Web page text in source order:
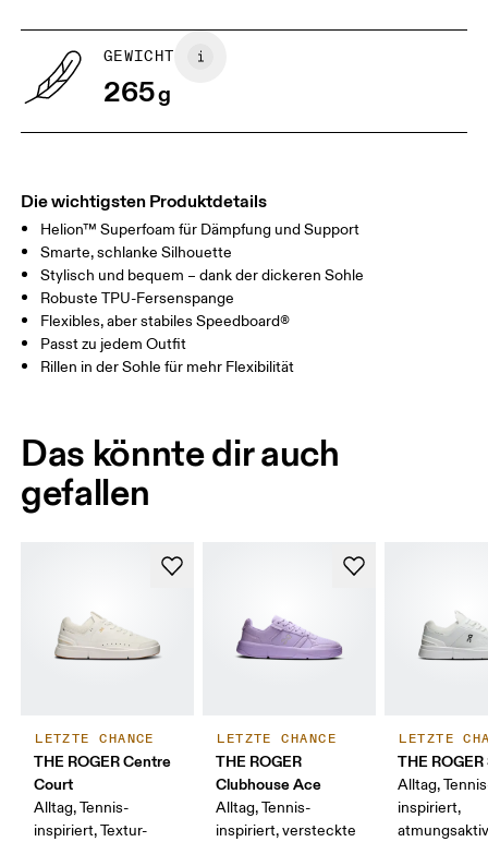
UK
GEWICHT
265g
Die wichtigsten Produktdetails
Helion™ Superfoam für Dämpfung und Support
Smarte, schlanke Silhouette
Stylisch und bequem – dank der dickeren Sohle
Robuste TPU-Fersenspange
Flexibles, aber stabiles Speedboard®
Passt zu jedem Outfit
Rillen in der Sohle für mehr Flexibilität
Das könnte dir auch
gefallen
LETZTE CHANCE
THE ROGER Centre
Court
Alltag, Tennis-
inspiriert, Textur-
LETZTE CHANCE
THE ROGER
Clubhouse Ace
Alltag, Tennis-
inspiriert, versteckte
LETZTE
THE
Alltag,
inspiriert,